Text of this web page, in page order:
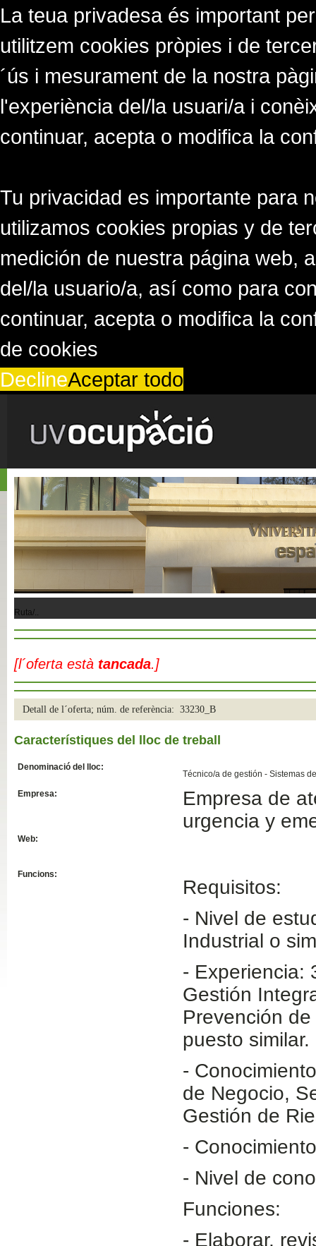
La teua privadesa és important
utilitzem cookies pròpies i de
´ús i mesurament de la nostra
l'experiència del/la usuari/a i
continuar, acepta o modifica la
Tu privacidad es importante para
utilizamos cookies propias y de
medición de nuestra página web,
del/la usuario/a, así como para
continuar, acepta o modifica la
de cookies
DeclineAceptar todo
Ruta/..
[l´oferta està tancada.]
Detall de l´oferta; núm. de referència: 33230_B
Característiques del lloc de treball
Denominació del lloc:
Técnico/a de gestión - Sistemas
Empresa:
Empresa de
urgencia y
Web:
Funcions:
Requisitos:
- Nivel de
Industrial o
- Experiencia:
Gestión
Prevención
puesto similar.
-
de Negocio,
Gestión de
-
- Nivel de
Funciones:
- Elaborar,